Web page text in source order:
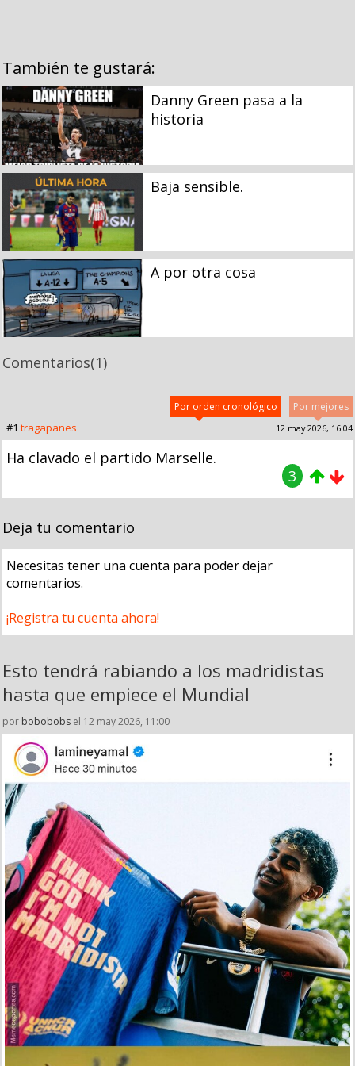
También te gustará:
Danny Green pasa a la
historia
Baja sensible.
A por otra cosa
Comentarios(1)
Por mejores
Por orden cronológico
#1 tragapanes 12 may 2026, 16:04
Ha clavado el partido Marselle.
3
Deja tu comentario
Necesitas tener una cuenta para poder dejar
comentarios.
¡Registra tu cuenta ahora!
Esto tendrá rabiando a los madridistas
hasta que empiece el Mundial
por bobobobs el 12 may 2026, 11:00